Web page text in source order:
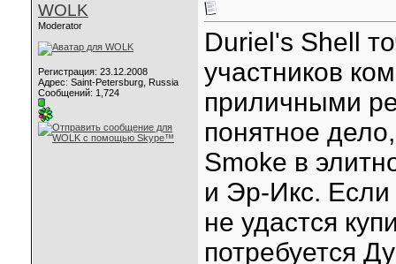
WOLK
Moderator
Регистрация: 23.12.2008
Адрес: Saint-Petersburg, Russia
Сообщений: 1,724
Duriel's Shell
участников
приличными
понятное
Smoke в
и Эр-Икс. Если
не удастся
потребуется